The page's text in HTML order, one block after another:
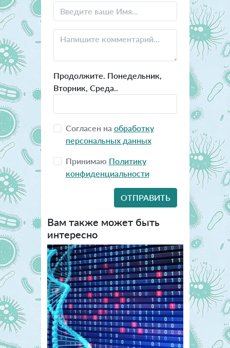
Продолжите. Понедельник,
Вторник, Среда..
Согласен на обработку
персональных данных
Принимаю Политику
конфиденциальности
Вам также может быть
интересно